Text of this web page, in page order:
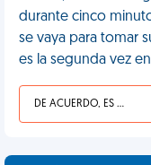
durante cinco
se vaya para tomar
es la segunda vez
DE ACUERDO, ES UNA VIDA HP